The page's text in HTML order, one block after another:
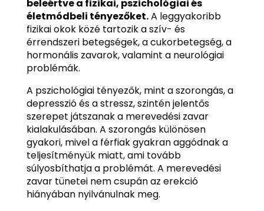
beleértve a fizikai, pszichológiai és
életmódbeli tényezőket.A leggyakoribb
fizikai okok közé tartozik a szív- és
érrendszeri betegségek, a cukorbetegség, a
hormonális zavarok, valamint a neurológiai
problémák.
A pszichológiai tényezők, mint a szorongás, a
depresszió és a stressz, szintén jelentős
szerepet játszanak a merevedési zavar
kialakulásában. A szorongás különösen
gyakori, mivel a férfiak gyakran aggódnak a
teljesítményük miatt, ami tovább
súlyosbíthatja a problémát. A merevedési
zavar tünetei nem csupán az erekció
hiányában nyilvánulnak meg.